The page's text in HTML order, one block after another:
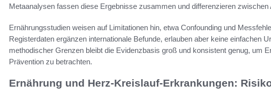
Metaanalysen fassen diese Ergebnisse zusammen und differenzieren zwischen
Ernährungsstudien weisen auf Limitationen hin, etwa Confounding und
Registerdaten ergänzen internationale Befunde, erlauben aber keine einfachen
methodischer Grenzen bleibt die Evidenzbasis groß und konsistent genug, um
Prävention zu betrachten.
Ernährung und Herz-Kreislauf-Erkrankungen: